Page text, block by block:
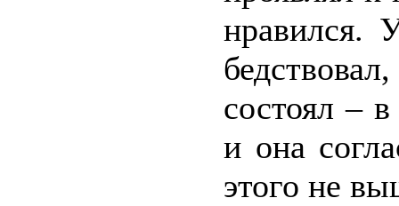
нравился.
состоял –
и она
этого не